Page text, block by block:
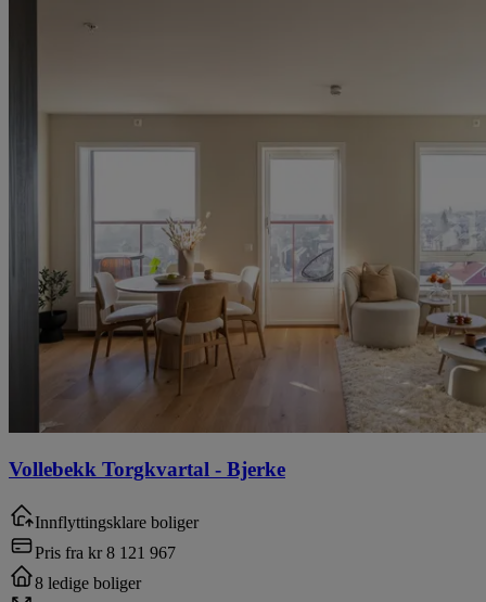
Vollebekk Torgkvartal - Bjerke
Innflyttingsklare boliger
Pris fra kr 8 121 967
8 ledige boliger